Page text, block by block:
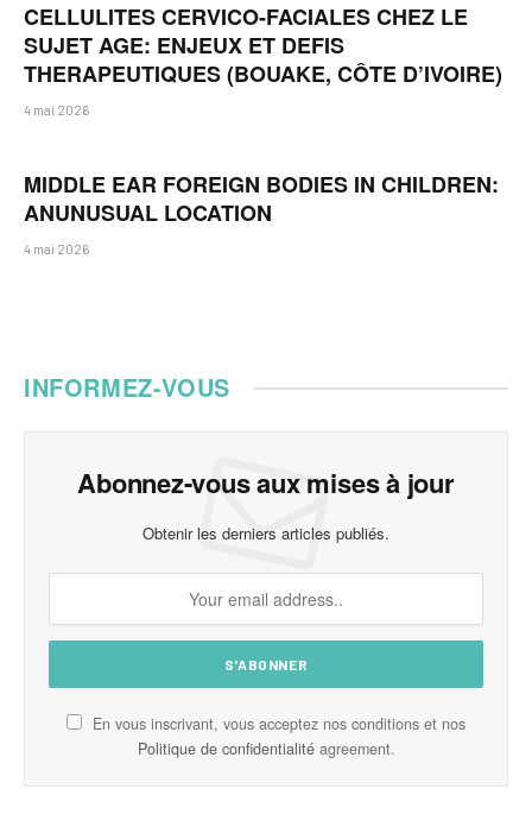
CELLULITES CERVICO-FACIALES CHEZ LE
SUJET AGE: ENJEUX ET DEFIS
THERAPEUTIQUES (BOUAKE, CÔTE D’IVOIRE)
4 mai 2026
MIDDLE EAR FOREIGN BODIES IN CHILDREN:
ANUNUSUAL LOCATION
4 mai 2026
INFORMEZ-VOUS
Abonnez-vous aux mises à jour
Obtenir les derniers articles publiés.
En vous inscrivant, vous acceptez nos conditions et nos
Politique de confidentialitéagreement.